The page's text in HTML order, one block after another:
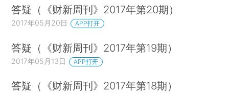
答疑（《财新周刊》2017年第20期）
2017年05月20日 APP打开
答疑（《财新周刊》2017年第19期）
2017年05月13日 APP打开
答疑（《财新周刊》2017年第18期）